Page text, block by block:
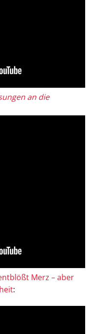
an die
Merz – aber
: